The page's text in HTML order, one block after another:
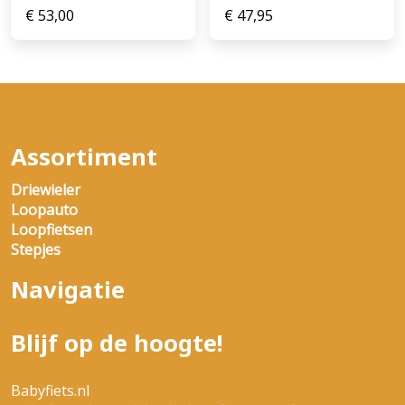
€53,00 € 47,95
Assortiment
Driewieler
Loopauto
Loopfietsen
Stepjes
Navigatie
Blijf op de hoogte!
Babyfiets.nl